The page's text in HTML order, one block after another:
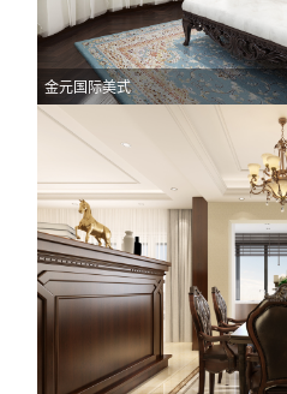
金元国际美式